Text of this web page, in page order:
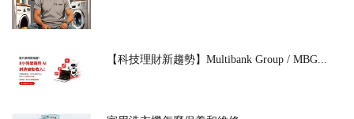
【科技理財新趨勢】Multibank Group / MBG...